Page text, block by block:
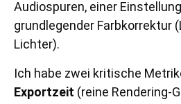
Audiospuren, einer
grundlegender Farbkorrektur
Lichter).
Ich habe zwei kritische
Exportzeit (reine Rendering-